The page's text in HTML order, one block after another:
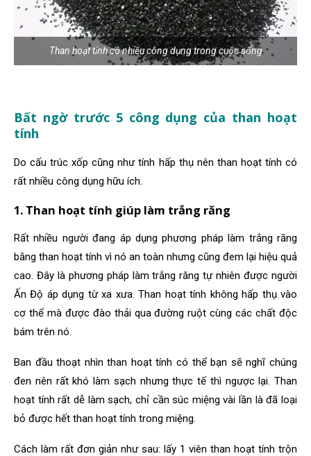
Than hoạt tính có nhiều công dụng trong cuộc sống
Bất ngờ trước 5 công dụng của than hoạt
tính
Do cấu trúc xốp cũng như tính hấp thụ nên than hoạt tính có
rất nhiều công dụng hữu ích.
1. Than hoạt tính giúp làm trắng răng
Rất nhiều người đang áp dụng phương pháp làm trắng răng
bằng than hoạt tính vì nó an toàn nhưng cũng đem lại hiệu quả
cao. Đây là phương pháp làm trắng răng tự nhiên được người
Ấn Độ áp dụng từ xa xưa. Than hoạt tính không hấp thụ vào
cơ thể mà được đào thải qua đường ruột cùng các chất độc
bám trên nó.
Ban đầu thoạt nhìn than hoạt tính có thể bạn sẽ nghĩ chúng
đen nên rất khó làm sạch nhưng thực tế thì ngược lại. Than
hoạt tính rất dễ làm sạch, chỉ cần súc miệng vài lần là đã loại
bỏ được hết than hoạt tính trong miệng.
Cách làm rất đơn giản như sau: lấy 1 viên than hoạt tính trộn